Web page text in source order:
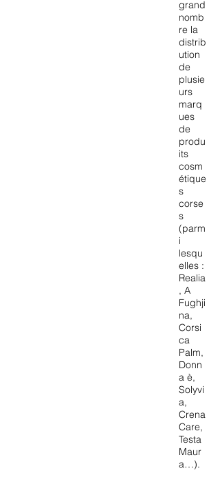
grand
nomb
re la
distrib
ution
de
plusie
urs
marq
ues
de
produ
its
cosm
étique
s
corse
s
(parm
i
lesqu
elles :
Realia
, A
Fughji
na,
Corsi
ca
Palm,
Donn
a è,
Solyvi
a,
Crena
Care,
Testa
Maur
a…).